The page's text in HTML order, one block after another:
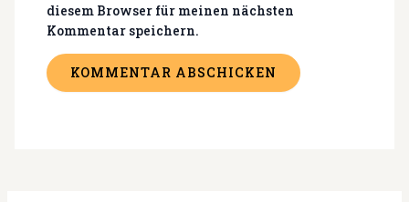
diesem Browser für meinen nächsten
Kommentar speichern.